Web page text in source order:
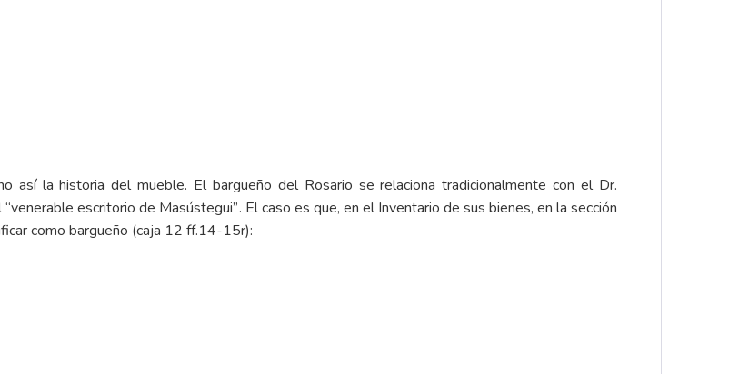
así la historia del mueble. El bargueño del Rosario se relaciona tradicionalmente con el Dr.
“venerable escritorio de Masústegui”. El caso es que, en el Inventario de sus bienes, en la sección
como bargueño (caja 12 ff.14-15r):